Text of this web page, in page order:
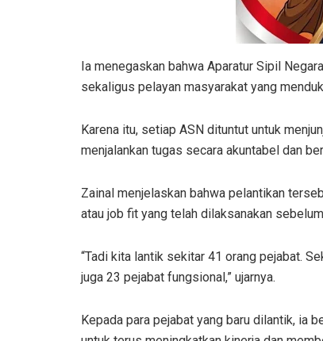
Ia menegaskan bahwa Aparatur Sipil
sekaligus pelayan masyarakat yang
Karena itu, setiap ASN dituntut untuk
menjalankan tugas secara akuntabel dan
Zainal menjelaskan bahwa pelantikan
atau job fit yang telah dilaksanakan
“Tadi kita lantik sekitar 41 orang pejabat.
juga 23 pejabat fungsional,” ujarnya.
Kepada para pejabat yang baru dilantik, ia